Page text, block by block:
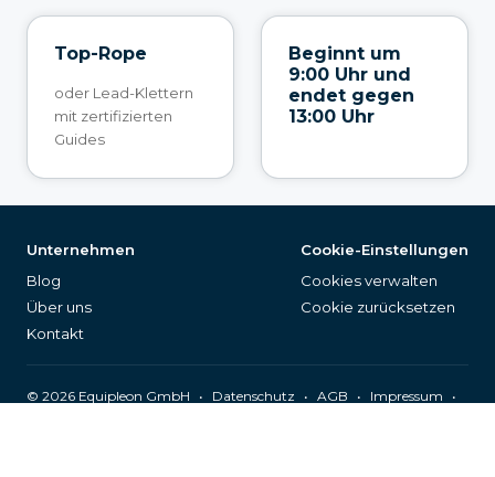
Top-Rope
oder Lead-Klettern
mit zertifizierten
Guides
Beginnt um
9:00 Uhr und
endet gegen
13:00 Uhr
Unternehmen
Blog
Über uns
Kontakt
Cookie-Einstellungen
Cookies verwalten
Cookie zurücksetzen
© 2026 Equipleon GmbH • Datenschutz • AGB • Impressum
•